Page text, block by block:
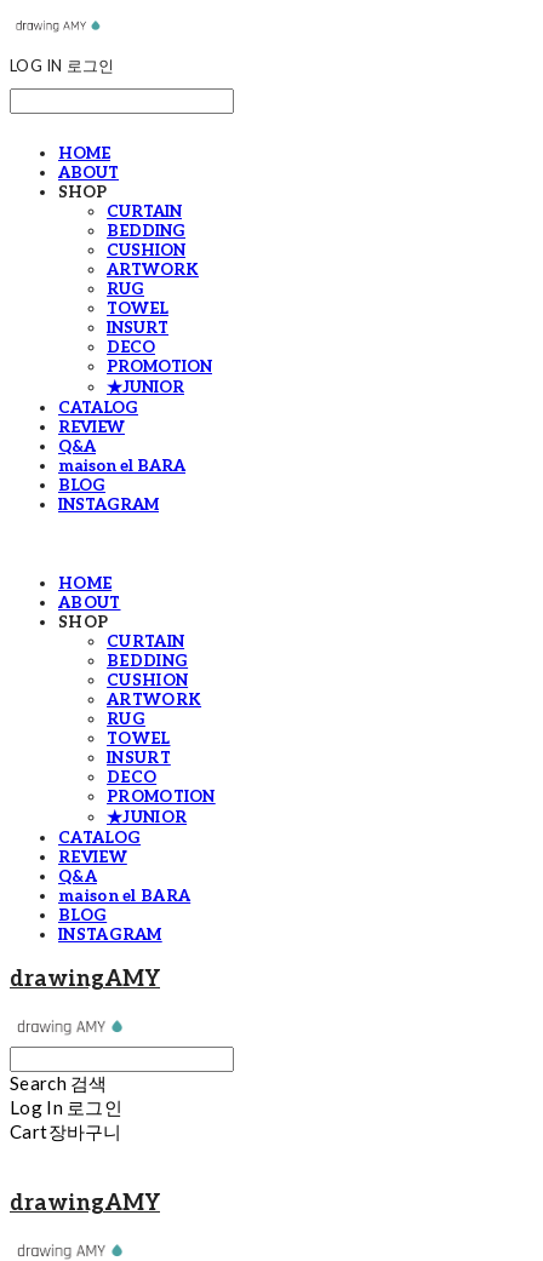
LOG IN 로그인
HOME
ABOUT
SHOP
CURTAIN
BEDDING
CUSHION
ARTWORK
RUG
TOWEL
INSURT
DECO
PROMOTION
★JUNIOR
CATALOG
REVIEW
Q&A
maison el BARA
BLOG
INSTAGRAM
HOME
ABOUT
SHOP
CURTAIN
BEDDING
CUSHION
ARTWORK
RUG
TOWEL
INSURT
DECO
PROMOTION
★JUNIOR
CATALOG
REVIEW
Q&A
maison el BARA
BLOG
INSTAGRAM
drawingAMY
Search 검색
Log In 로그인
Cart장바구니
drawingAMY